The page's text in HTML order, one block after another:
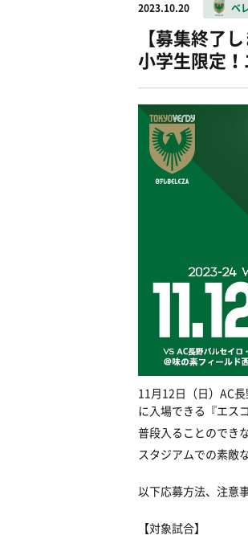
2023.10.20 ベ
【募集終了
小学生限定
11月12日（日）AC
に入場できる『エス
普段入ることのでき
スタジアムでの素敵
以下応募方法、注意
【対象試合】